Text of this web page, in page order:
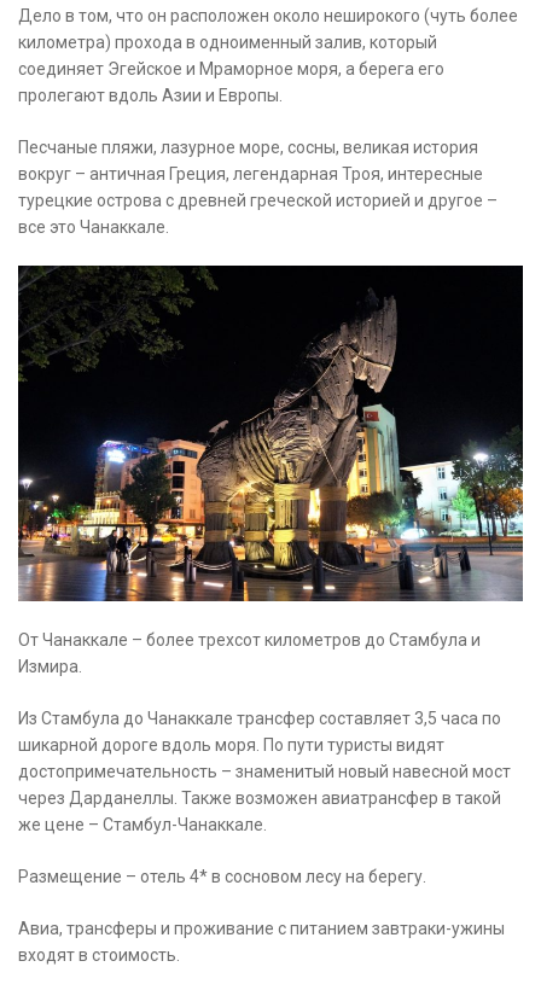
Дело в том, что он расположен около неширокого (чуть более
километра) прохода в одноименный залив, который
соединяет Эгейское и Мраморное моря, а берега его
пролегают вдоль Азии и Европы.
Песчаные пляжи, лазурное море, сосны, великая история
вокруг – античная Греция, легендарная Троя, интересные
турецкие острова с древней греческой историей и другое –
все это Чанаккале.
От Чанаккале – более трехсот километров до Стамбула и
Измира.
Из Стамбула до Чанаккале трансфер составляет 3,5 часа по
шикарной дороге вдоль моря. По пути туристы видят
достопримечательность – знаменитый новый навесной мост
через Дарданеллы. Также возможен авиатрансфер в такой
же цене – Стамбул-Чанаккале.
Размещение – отель 4* в сосновом лесу на берегу.
Авиа, трансферы и проживание с питанием завтраки-ужины
входят в стоимость.